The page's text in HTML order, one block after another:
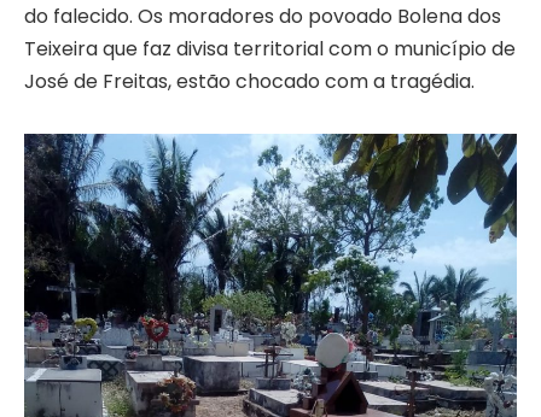
do falecido. Os moradores do povoado Bolena dos
Teixeira que faz divisa territorial com o município de
José de Freitas, estão chocado com a tragédia.